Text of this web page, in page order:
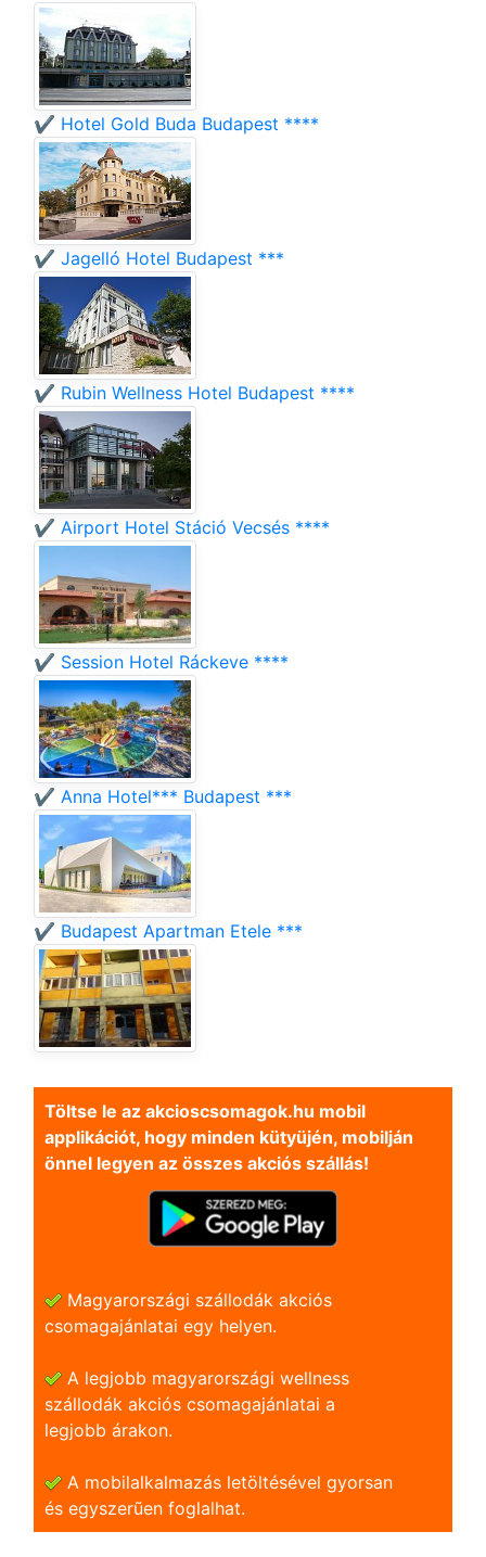
✔️ Hotel Gold Buda Budapest ****
✔️ Jagelló Hotel Budapest ***
✔️ Rubin Wellness Hotel Budapest ****
✔️ Airport Hotel Stáció Vecsés ****
✔️ Session Hotel Ráckeve ****
✔️ Anna Hotel*** Budapest ***
✔️ Budapest Apartman Etele ***
Töltse le az akcioscsomagok.hu mobil
applikációt, hogy minden kütyüjén, mobilján
önnel legyen az összes akciós szállás!
Magyarországi szállodák akciós
csomagajánlatai egy helyen.
A legjobb magyarországi wellness
szállodák akciós csomagajánlatai a
legjobb árakon.
A mobilalkalmazás letöltésével gyorsan
és egyszerũen foglalhat.